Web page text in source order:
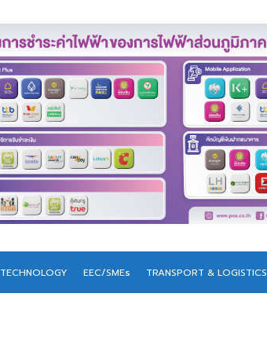
TECHNOLOGY EEC/SMEs TRANSPORT & LOGISTICS